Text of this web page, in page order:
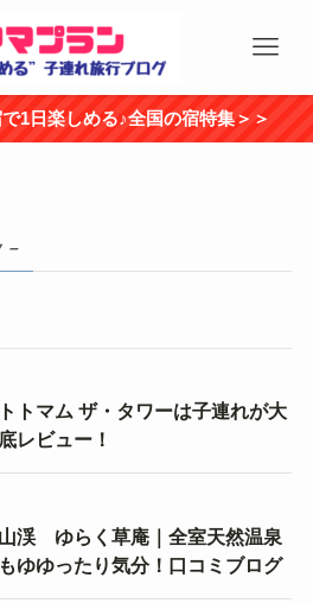
1日楽しめる♪全国の宿特集＞＞
–
トマム ザ・タワーは子連れが大
レビュー！
山渓 ゆらく草庵｜全室天然温泉
ゆゆったり気分！口コミブログ